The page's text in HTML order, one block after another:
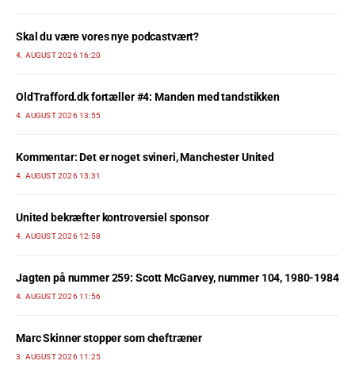
Skal du være vores nye podcastvært?
4. AUGUST 2026 16:20
OldTrafford.dk fortæller #4: Manden med tandstikken
4. AUGUST 2026 13:55
Kommentar: Det er noget svineri, Manchester United
4. AUGUST 2026 13:31
United bekræfter kontroversiel sponsor
4. AUGUST 2026 12:58
Jagten på nummer 259: Scott McGarvey, nummer 104, 1980-1984
4. AUGUST 2026 11:56
Marc Skinner stopper som cheftræner
3. AUGUST 2026 11:25